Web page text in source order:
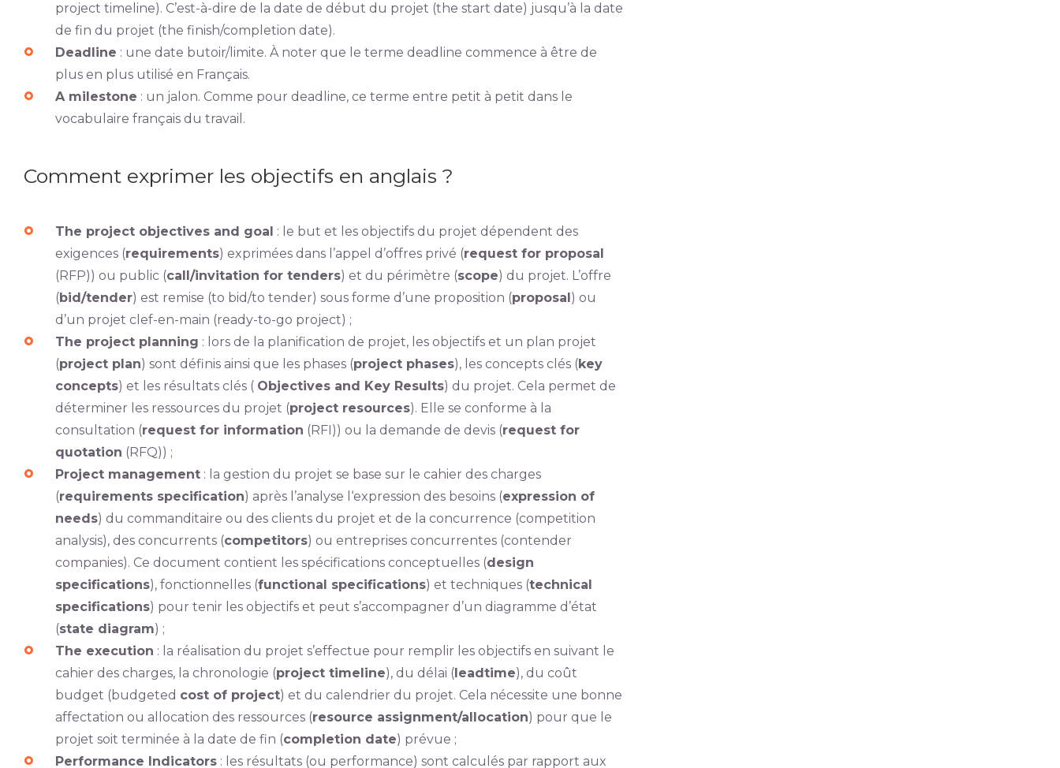
project timeline). C’est-à-dire de la date de début du projet (the start date) jusqu’à la date
de fin du projet (the finish/completion date).
Deadline : une date butoir/limite. À noter que le terme deadline commence à être de
plus en plus utilisé en Français.
A milestone : un jalon. Comme pour deadline, ce terme entre petit à petit dans le
vocabulaire français du travail.
Comment exprimer les objectifs en anglais ?
The project objectives and goal : le but et les objectifs du projet dépendent des
exigences (requirements) exprimées dans l’appel d’offres privé (request for proposal
(RFP)) ou public (call/invitation for tenders) et du périmètre (scope) du projet. L’offre
(bid/tender) est remise (to bid/to tender) sous forme d’une proposition (proposal) ou
d’un projet clef-en-main (ready-to-go project) ;
The project planning : lors de la planification de projet, les objectifs et un plan projet
(project plan) sont définis ainsi que les phases (project phases), les concepts clés (key
concepts) et les résultats clés ( Objectives and Key Results) du projet. Cela permet de
déterminer les ressources du projet (project resources). Elle se conforme à la
consultation (request for information (RFI)) ou la demande de devis (request for
quotation (RFQ)) ;
Project management: la gestion du projet se base sur le cahier des charges
(requirements specification) après l’analyse l‘expression des besoins (expression of
needs) du commanditaire ou des clients du projet et de la concurrence (competition
analysis), des concurrents (competitors) ou entreprises concurrentes (contender
companies). Ce document contient les spécifications conceptuelles (design
specifications), fonctionnelles (functional specifications) et techniques (technical
specifications) pour tenir les objectifs et peut s’accompagner d’un diagramme d’état
(state diagram) ;
The execution : la réalisation du projet s’effectue pour remplir les objectifs en suivant le
cahier des charges, la chronologie (project timeline), du délai (leadtime), du coût
budget (budgeted cost of project) et du calendrier du projet. Cela nécessite une bonne
affectation ou allocation des ressources (resource assignment/allocation) pour que le
projet soit terminée à la date de fin (completion date) prévue ;
Performance Indicators: les résultats (ou performance) sont calculés par rapport aux